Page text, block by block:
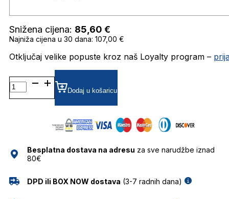
Snižena cijena: 85,60 €
Najniža cijena u 30 dana: 107,00 €
Otključaj velike popuste kroz naš Loyalty program –
VISROBERT SUNČANE
NAOČALE
VISIONARIO
Dodaj u košaricu
Besplatna dostava na adresu za sve narudžbe iznad
80€
DPD ili BOX NOW dostava (3-7 radnih dana)